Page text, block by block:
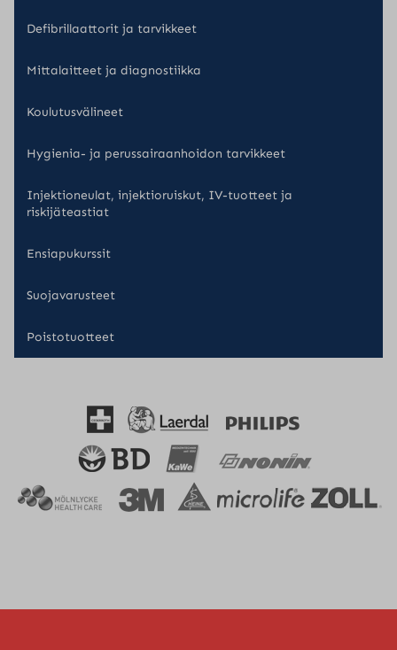
Defibrillaattorit ja tarvikkeet
Mittalaitteet ja diagnostiikka
Koulutusvälineet
Hygienia- ja perussairaanhoidon tarvikkeet
Injektioneulat, injektioruiskut, IV-tuotteet ja
riskijäteastiat
Ensiapukurssit
Suojavarusteet
Poistotuotteet